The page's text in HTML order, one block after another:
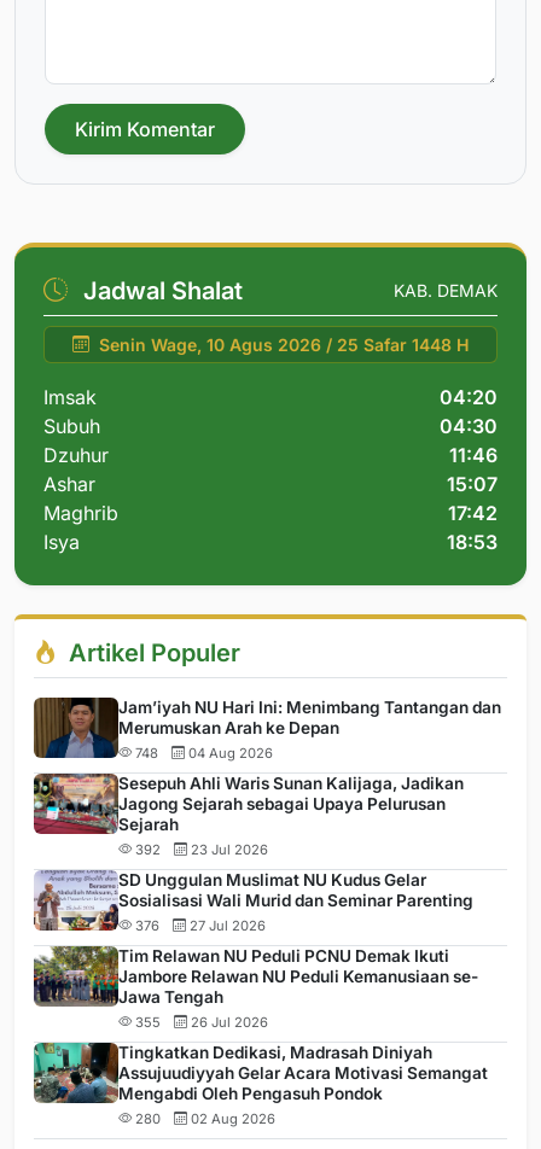
Kirim Komentar
Jadwal Shalat KAB. DEMAK
Senin Wage, 10 Agus 2026 / 25 Safar 1448 H
Imsak
04:20
Subuh
04:30
Dzuhur
11:46
Ashar
15:07
Maghrib
17:42
Isya
18:53
Artikel Populer
Jam’iyah NU Hari Ini: Menimbang Tantangan dan
Merumuskan Arah ke Depan
748 04 Aug 2026
Sesepuh Ahli Waris Sunan Kalijaga, Jadikan
Jagong Sejarah sebagai Upaya Pelurusan
Sejarah
392 23 Jul 2026
SD Unggulan Muslimat NU Kudus Gelar
Sosialisasi Wali Murid dan Seminar Parenting
376 27 Jul 2026
Tim Relawan NU Peduli PCNU Demak Ikuti
Jambore Relawan NU Peduli Kemanusiaan se-
Jawa Tengah
355 26 Jul 2026
Tingkatkan Dedikasi, Madrasah Diniyah
Assujuudiyyah Gelar Acara Motivasi Semangat
Mengabdi Oleh Pengasuh Pondok
280 02 Aug 2026